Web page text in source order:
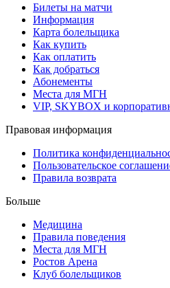
Билеты на матчи
Информация
Карта болельщика
Как купить
Как оплатить
Как добраться
Абонементы
Места для МГН
VIP, SKYBOX и
Правовая информация
Политика
Пользовательское
Правила возврата
Больше
Медицина
Правила поведения
Места для МГН
Ростов Арена
Клуб болельщиков